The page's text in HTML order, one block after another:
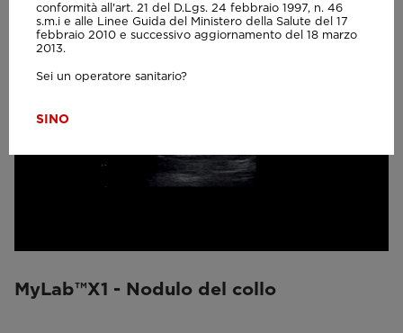
MyLab™X1 - Nodulo del collo
conformità all'art. 21 del D.Lgs. 24 febbraio 1997, n. 46
s.m.i e alle Linee Guida del Ministero della Salute del 17
febbraio 2010 e successivo aggiornamento del 18 marzo
2013.
Sei un operatore sanitario?
SINO